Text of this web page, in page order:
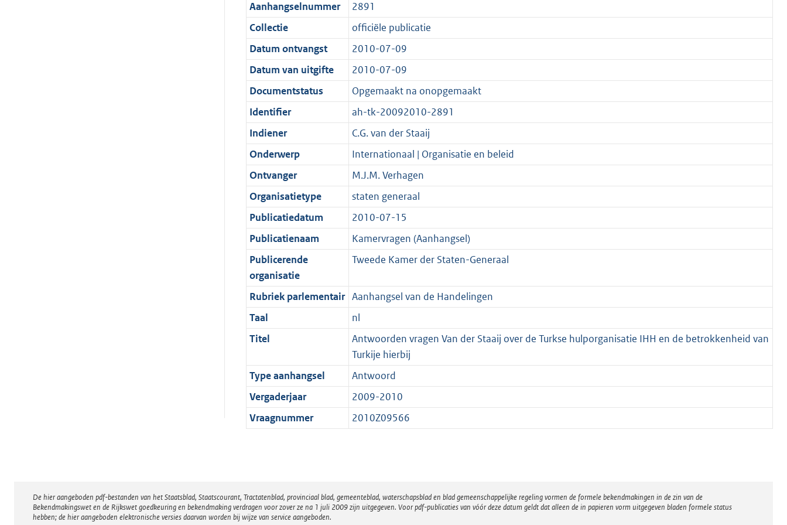
i
e
i
n
f
o
r
m
a
a
t
4
3
K
b
t
i
e
i
n
f
o
r
m
a
a
t
:
1
0
K
b
a
t
i
e
i
n
f
o
r
m
a
a
t
e
:
5
K
b
c
a
t
i
e
i
n
f
o
r
m
a
a
t
t
e
:
3
K
b
s
r
o
o
t
t
e
:
2
K
b
d
s
g
r
o
o
t
e
:
2
K
b
Aanhangselnummer
2891
Collectie
officiële publicatie
Datum ontvangst
2010-07-09
Datum van uitgifte
2010-07-09
Documentstatus
Opgemaakt na onopgemaakt
Identifier
ah-tk-20092010-2891
Indiener
C.G. van der Staaij
Onderwerp
Internationaal | Organisatie en beleid
Ontvanger
M.J.M. Verhagen
Organisatietype
staten generaal
Publicatiedatum
2010-07-15
Publicatienaam
Kamervragen (Aanhangsel)
Publicerende
organisatie
Tweede Kamer der Staten-Generaal
Rubriek parlementair Aanhangsel van de Handelingen
Taal
nl
Titel
Antwoorden vragen Van der Staaij over de Turkse hulporganisatie IHH en de betrokkenheid van
Turkije hierbij
Type aanhangsel
Antwoord
Vergaderjaar
2009-2010
Vraagnummer
2010Z09566
Disclaimer
De hier aangeboden pdf-bestanden van het Staatsblad, Staatscourant, Tractatenblad, provinciaal blad, gemeenteblad, waterschapsblad en blad gemeenschappelijke regeling vormen de formele bekendmakingen in de zin van de
Bekendmakingswet en de Rijkswet goedkeuring en bekendmaking verdragen voor zover ze na 1 juli 2009 zijn uitgegeven. Voor pdf-publicaties van vóór deze datum geldt dat alleen de in papieren vorm uitgegeven bladen formele status
hebben; de hier aangeboden elektronische versies daarvan worden bij wijze van service aangeboden.